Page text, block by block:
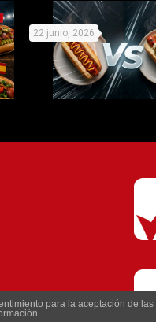
«compite» con el
22 junio, 2026
para la aceptación de